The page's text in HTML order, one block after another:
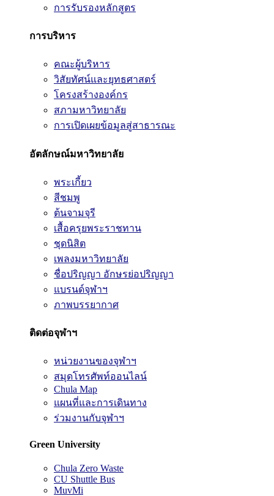
การรับรองหลักสูตร
การบริหาร
คณะผู้บริหาร
วิสัยทัศน์และยุทธศาสตร์
โครงสร้างองค์กร
สภามหาวิทยาลัย
การเปิดเผยข้อมูลสู่สาธารณะ
อัตลักษณ์มหาวิทยาลัย
พระเกี้ยว
สีชมพู
ต้นจามจุรี
เสื้อครุยพระราชทาน
ชุดนิสิต
เพลงมหาวิทยาลัย
ชื่อปริญญา อักษรย่อปริญญา
แบรนด์จุฬาฯ
ภาพบรรยากาศ
ติดต่อจุฬาฯ
หน่วยงานของจุฬาฯ
สมุดโทรศัพท์ออนไลน์
Chula Map
แผนที่และการเดินทาง
ร่วมงานกับจุฬาฯ
Green University
Chula Zero Waste
CU Shuttle Bus
MuvMi